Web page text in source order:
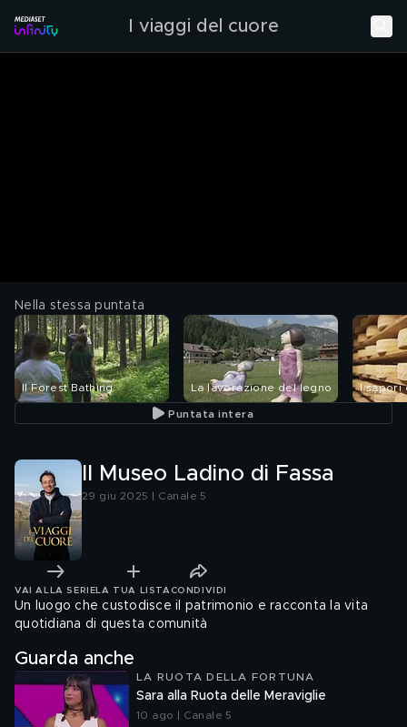
I viaggi del cuore
Nella stessa puntata
Il Forest Bathing La lavorazione del legno I sapori
Puntata intera
Il Museo Ladino di Fassa
29 giu 2025 | Canale 5
VAI ALLA SERIE LA TUA LISTA CONDIVIDI
Un luogo che custodisce il patrimonio e racconta la vita
quotidiana di questa comunità
Guarda anche
LA RUOTA DELLA FORTUNA
Sara alla Ruota delle Meraviglie
10 ago | Canale 5